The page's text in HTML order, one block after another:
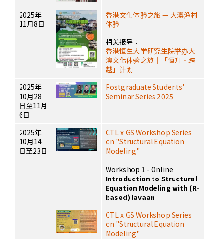
2025年
11月8日
香港文化体验之旅 — 大澳渔村
体验
相关报导：
香港恒生大学研究生院举办大
澳文化体验之旅｜「恒升·跨
越」计划
2025年
10月28
日至11月
6日
Postgraduate Students'
Seminar Series 2025
2025年
10月14
日至23日
CTL x GS Workshop Series
on "Structural Equation
Modeling"
Workshop 1 - Online
Introduction to Structural
Equation Modeling with (R-
based) lavaan
CTL x GS Workshop Series
on "Structural Equation
Modeling"